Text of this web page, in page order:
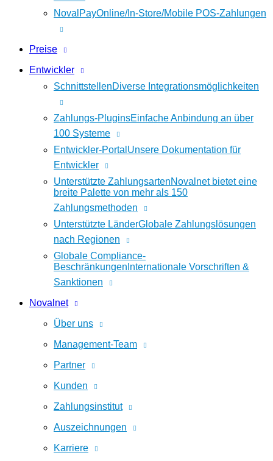
NovalPayOnline/In-Store/Mobile POS-Zahlungen
Preise
Entwickler
SchnittstellenDiverse Integrationsmöglichkeiten
Zahlungs-PluginsEinfache Anbindung an über
100 Systeme
Entwickler-Portal Unsere Dokumentation für
Entwickler
Unterstützte ZahlungsartenNovalnet bietet eine
breite Palette von mehr als 150
Zahlungsmethoden
Unterstützte LänderGlobale Zahlungslösungen
nach Regionen
Globale Compliance-
Beschränkungen Internationale Vorschriften &
Sanktionen
Novalnet
Über uns
Management-Team
Partner
Kunden
Zahlungsinstitut
Auszeichnungen
Karriere